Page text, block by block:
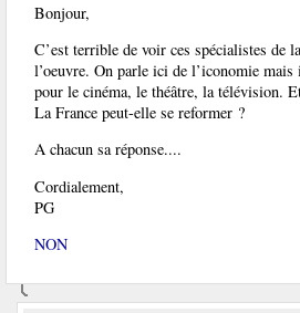
Bonjour,
C’est terrible de voir ces spécialistes de
l’oeuvre. On parle ici de l’iconomie
pour le cinéma, le théâtre, la télévision.
La France peut-elle se reformer ?
A chacun sa réponse....
Cordialement,
PG
NON